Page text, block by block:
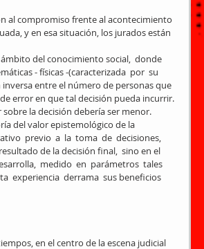
al compromiso frente al acontecimiento
y en esa situación, los jurados están
del conocimiento social,  donde
- físicas -(caracterizada  por  su
entre el número de personas que
error en que tal decisión pueda incurrir.
la decisión debería ser menor.
del valor epistemológico de la
previo  a  la  toma  de  decisiones,
de la decisión final,  sino en el
medido  en  parámetros  tales
experiencia  derrama  sus beneficios